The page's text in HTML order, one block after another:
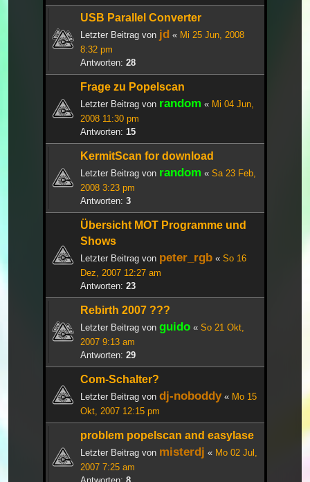
USB Parallel Converter
Letzter Beitrag von jd « Mi 25 Jun, 2008
8:32 pm
Antworten: 28
Frage zu Popelscan
Letzter Beitrag von random « Mi 04 Jun,
2008 11:30 pm
Antworten: 15
KermitScan for download
Letzter Beitrag von random « Sa 23 Feb,
2008 3:23 pm
Antworten: 3
Übersicht MOT Programme und
Shows
Letzter Beitrag von peter_rgb « So 16
Dez, 2007 12:27 am
Antworten: 23
Rebirth 2007 ???
Letzter Beitrag von guido « So 21 Okt,
2007 9:13 am
Antworten: 29
Com-Schalter?
Letzter Beitrag von dj-noboddy« Mo 15
Okt, 2007 12:15 pm
problem popelscan and easylase
Letzter Beitrag von misterdj « Mo 02 Jul,
2007 7:25 am